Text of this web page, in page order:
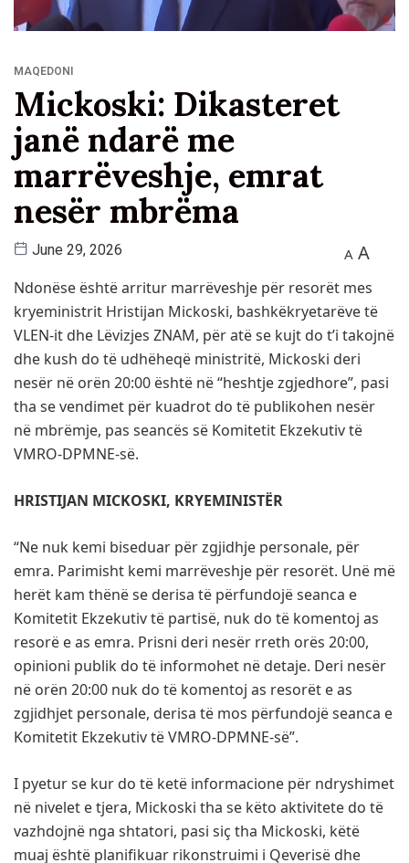
MAQEDONI
Mickoski: Dikasteret
janë ndarë me
marrëveshje, emrat
nesër mbrëma
June 29, 2026 A A
Ndonëse është arritur marrëveshje për resorët mes
kryeministrit Hristijan Mickoski, bashkëkryetarëve të
VLEN-it dhe Lëvizjes ZNAM, për atë se kujt do t’i takojnë
dhe kush do të udhëheqë ministritë, Mickoski deri
nesër në orën 20:00 është në “heshtje zgjedhore”, pasi
tha se vendimet për kuadrot do të publikohen nesër
në mbrëmje, pas seancës së Komitetit Ekzekutiv të
VMRO-DPMNE-së.
HRISTIJAN MICKOSKI, KRYEMINISTËR
“Ne nuk kemi biseduar për zgjidhje personale, për
emra. Parimisht kemi marrëveshje për resorët. Unë më
herët kam thënë se derisa të përfundojë seanca e
Komitetit Ekzekutiv të partisë, nuk do të komentoj as
resorë e as emra. Prisni deri nesër rreth orës 20:00,
opinioni publik do të informohet në detaje. Deri nesër
në orën 20:00 nuk do të komentoj as resorët e as
zgjidhjet personale, derisa të mos përfundojë seanca e
Komitetit Ekzekutiv të VMRO-DPMNE-së”.
I pyetur se kur do të ketë informacione për ndryshimet
në nivelet e tjera, Mickoski tha se këto aktivitete do të
vazhdojnë nga shtatori, pasi siç tha Mickoski, këtë
muaj është planifikuar rikonstruimi i Qeverisë dhe